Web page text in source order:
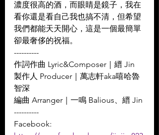
濃度很高的酒，而眼睛是鏡子，我在
看你還是看自己我也搞不清，但希望
我們都能天天開心，這是一個最簡單
卻最奢侈的祝福。
----------
作詞作曲 Lyric&Composer｜縉 Jin
製作人 Producer｜萬志軒aka嘻哈魯
智深
編曲 Arranger｜一鳴 Balious、縉 Jin
----------
Facebook: